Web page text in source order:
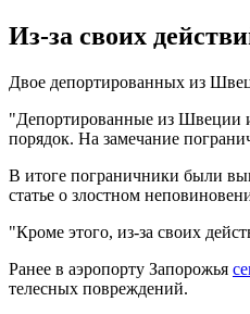
Из-за своих
Двое депортированных из
"Депортированные из Швеции
порядок. На замечание
В итоге пограничники были
статье о злостном
"Кроме этого, из-за своих
Ранее в аэропорту Запорожья
телесных повреждений.